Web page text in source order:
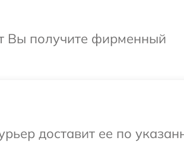
Вы получите фирменный
доставит ее по